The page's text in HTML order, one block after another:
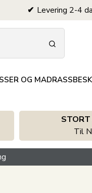
Levering 2-4
OG
STORT
Til